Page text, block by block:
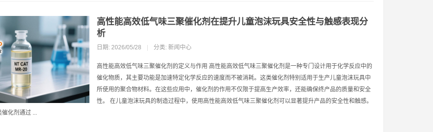
高性能高效低气味三聚催化剂在提升儿童泡沫玩具安全性与触感表现分
析
日期: 2026/05/28 分类: 新闻中心
高性能高效低气味三聚催化剂的定义与作用 高性能高效低气味三聚催化剂是一种专门设计用于化学反应中的
催化物质，其主要功能是加速特定化学反应的速度而不被消耗。这类催化剂特别适用于生产儿童泡沫玩具中
所使用的聚合物材料。在这些应用中，催化剂的作用不仅限于提高生产效率，还能确保终产品的质量和安全
性。 在儿童泡沫玩具的制造过程中，使用高性能高效低气味三聚催化剂可以显著提升产品的安全性和触感。
催化剂通过 ...